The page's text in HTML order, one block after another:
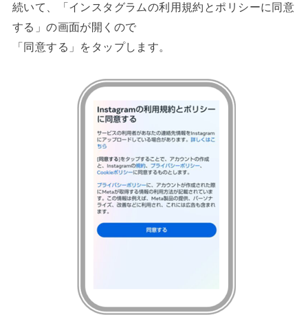
続いて、「インスタグラムの利用規約とポリシーに同意
する」の画面が開くので
「同意する」をタップします。